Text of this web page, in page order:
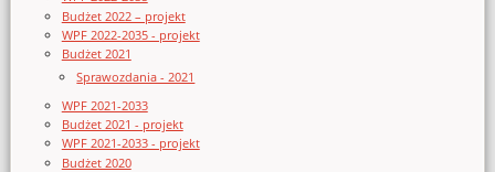
Budżet 2022 – projekt
WPF 2022-2035 - projekt
Budżet 2021
Sprawozdania - 2021
WPF 2021-2033
Budżet 2021 - projekt
WPF 2021-2033 - projekt
Budżet 2020